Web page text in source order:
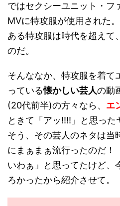
ではセクシーユニット・フ
MVに特攻服が使用された
ある特攻服は時代を超えて
のだ。
そんななか、特攻服を着て
っている懐かしい芸人の動
(20代前半)の方々なら、 エ
ときて「アッ!!!!」と思った
そう、その芸人のネタは当
にまぁまぁ流行ったのだ
いわぁ」と思ってたけど、
ろかったから紹介させて。